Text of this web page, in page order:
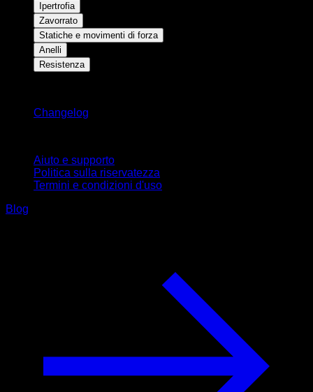
Ipertrofia
Zavorrato
Statiche e movimenti di forza
Anelli
Resistenza
Changelog
Aiuto e supporto
Politica sulla riservatezza
Termini e condizioni d'uso
Blog